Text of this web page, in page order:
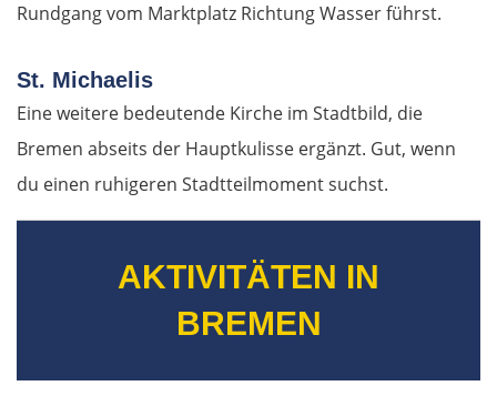
Rundgang vom Marktplatz Richtung Wasser führst.
St. Michaelis
Eine weitere bedeutende Kirche im Stadtbild, die
Bremen abseits der Hauptkulisse ergänzt. Gut, wenn
du einen ruhigeren Stadtteilmoment suchst.
AKTIVITÄTEN IN
BREMEN
Meteora-Klöster
Karditsa
Lamia
Livanates
Athen